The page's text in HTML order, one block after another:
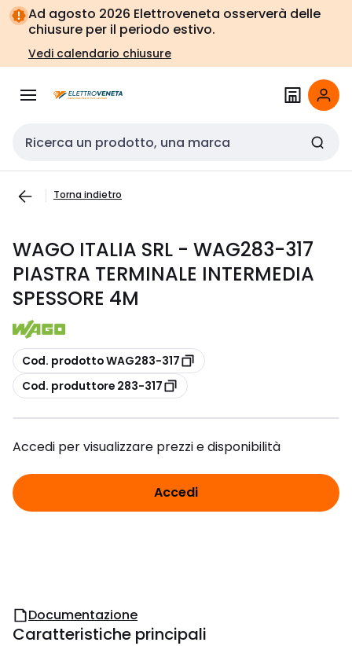
Vai alla
navigazione
Vai
alla
pagina
Ad agosto 2026 Elettroveneta osserverà delle
chiusure per il periodo estivo.
Vedi calendario chiusure
Cerca input
Torna indietro
WAGO ITALIA SRL - WAG283-317
PIASTRA TERMINALE INTERMEDIA
SPESSORE 4M
copia
Cod. prodotto WAG283-317
copia
Cod. produttore 283-317
Accedi per visualizzare prezzi e disponibilità
Accedi
Documentazione
Caratteristiche principali